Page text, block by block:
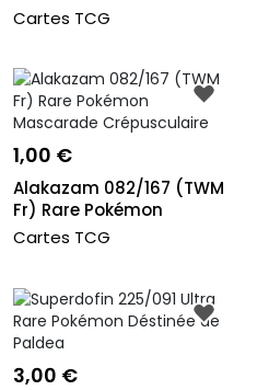
Mascarade C...
Cartes TCG
1,00 €
Alakazam 082/167 (TWM
Fr) Rare Pokémon
Mascarade C...
Cartes TCG
3,00 €